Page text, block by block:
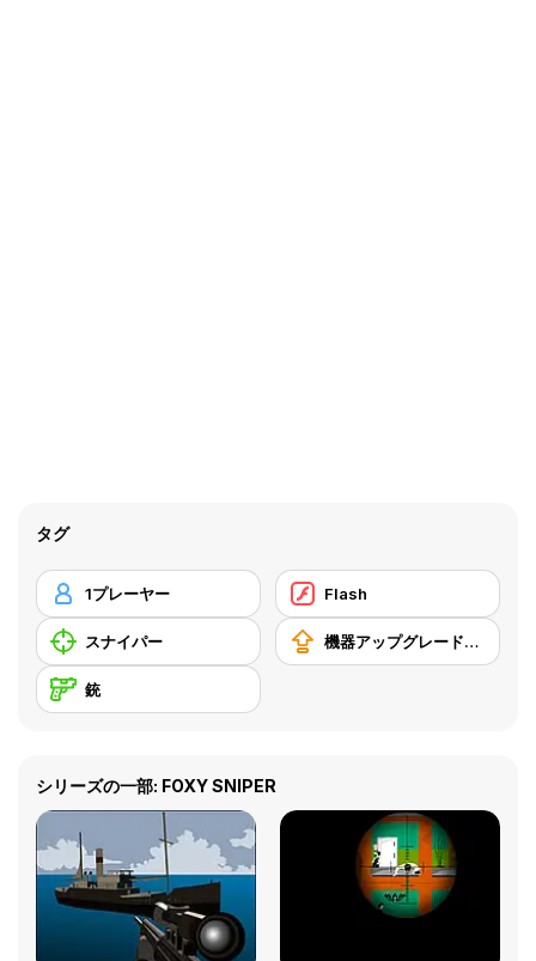
タグ
1プレーヤー Flash
スナイパー 機器アップグレードの購入
銃
シリーズの一部: FOXY SNIPER